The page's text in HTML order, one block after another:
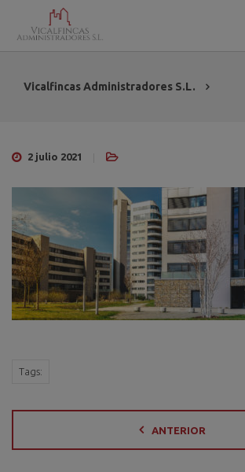
Vicalfincas Administradores S.L.
2 julio 2021
Tags:
ANTERIOR